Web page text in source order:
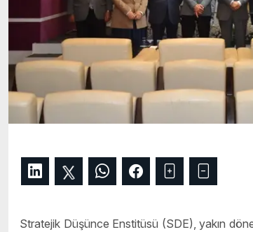
Stratejik Düşünce Enstitüsü (SDE), yakın